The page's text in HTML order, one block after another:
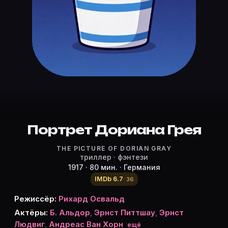
Режиссёр, актёры и роли
Режиссёр и актёры:
Рихард Освальд
— Dorian Gray
Лиа Лара — Sibyl Vane
Arthur Wellin — James Vane, Sibyls Bruder
— Dorians Kammerdiener
Карточки актёров с ролями — на Movie Planner.
Портрет Дориана Грея
THE PICTURE OF DORIAN GRAY
триллер · фэнтези
1917 · 80 мин. · Германия
IMDb 6.7· 36
Режиссёр: Рихард Освальд
Актёры: Б. Альдор, Эрнст Питтшау, Эрнст
Людвиг, Андреас Ван Хорн ещё